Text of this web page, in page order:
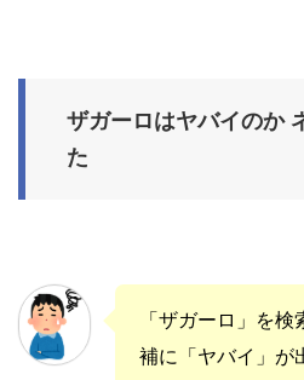
ザガーロはヤバイのか
た
「ザガーロ」を
補に「ヤバイ」が